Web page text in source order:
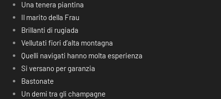
Una tenera piantina
Il marito della Frau
Brillanti di rugiada
Vellutati fiori d’alta montagna
Quelli navigati hanno molta esperienza
Si versano per garanzia
Bastonate
Un demi tra gli champagne